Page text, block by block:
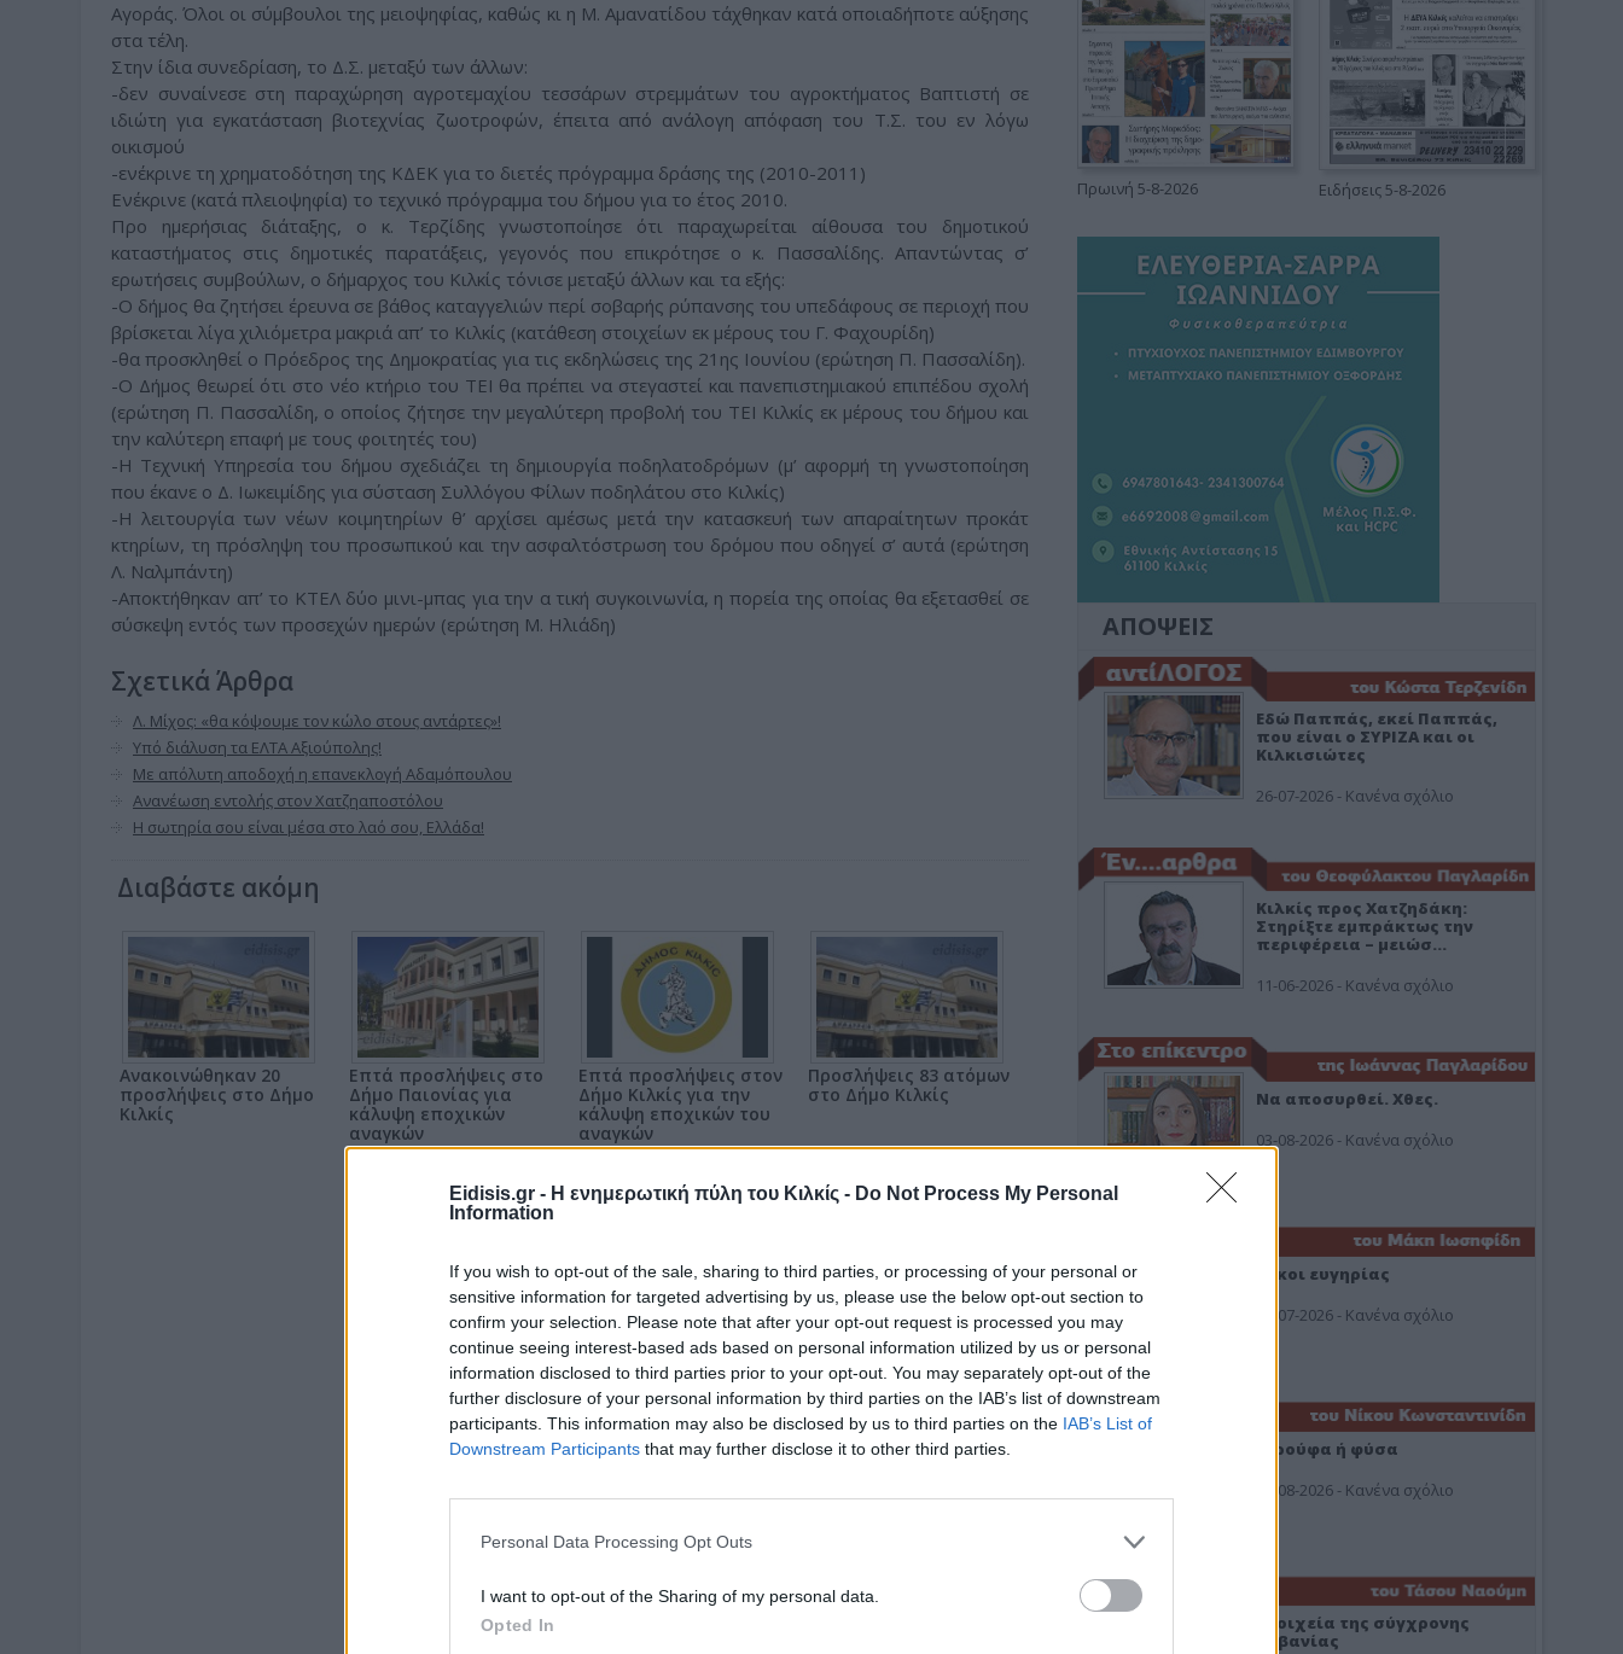
Eidisis.gr - Η ενημερωτική πύλη του Κιλκίς - Do Not Process My Personal
Information
If you wish to opt-out of the sale, sharing to third parties, or processing of your personal or
sensitive information for targeted advertising by us, please use the below opt-out section to
confirm your selection. Please note that after your opt-out request is processed you may
continue seeing interest-based ads based on personal information utilized by us or personal
information disclosed to third parties prior to your opt-out. You may separately opt-out of the
further disclosure of your personal information by third parties on the IAB’s list of downstream
participants. This information may also be disclosed by us to third parties on the IAB’s List of
Downstream Participants that may further disclose it to other third parties.
Personal Data Processing Opt Outs
I want to opt-out of the Sharing of my personal data.
Opted In
Αγοράς. Όλοι οι σύμβουλοι της μειοψηφίας, καθώς κι η Μ. Αμανατίδου τάχθηκαν κατά οποιαδήποτε αύξησης
στα τέλη.
Στην ίδια συνεδρίαση, το Δ.Σ. μεταξύ των άλλων:
-δεν συναίνεσε στη παραχώρηση αγροτεμαχίου τεσσάρων στρεμμάτων του αγροκτήματος Βαπτιστή σε
ιδιώτη για εγκατάσταση βιοτεχνίας ζωοτροφών, έπειτα από ανάλογη απόφαση του Τ.Σ. του εν λόγω
οικισμού
-ενέκρινε τη χρηματοδότηση της ΚΔΕΚ για το διετές πρόγραμμα δράσης της (2010-2011)
Ενέκρινε (κατά πλειοψηφία) το τεχνικό πρόγραμμα του δήμου για το έτος 2010.
Προ ημερήσιας διάταξης, ο κ. Τερζίδης γνωστοποίησε ότι παραχωρείται αίθουσα του δημοτικού
καταστήματος στις δημοτικές παρατάξεις, γεγονός που επικρότησε ο κ. Πασσαλίδης. Απαντώντας σ’
ερωτήσεις συμβούλων, ο δήμαρχος του Κιλκίς τόνισε μεταξύ άλλων και τα εξής:
-Ο δήμος θα ζητήσει έρευνα σε βάθος καταγγελιών περί σοβαρής ρύπανσης του υπεδάφους σε περιοχή που
βρίσκεται λίγα χιλιόμετρα μακριά απ’ το Κιλκίς (κατάθεση στοιχείων εκ μέρους του Γ. Φαχουρίδη)
-θα προσκληθεί ο Πρόεδρος της Δημοκρατίας για τις εκδηλώσεις της 21ης Ιουνίου (ερώτηση Π. Πασσαλίδη).
-Ο Δήμος θεωρεί ότι στο νέο κτήριο του ΤΕΙ θα πρέπει να στεγαστεί και πανεπιστημιακού επιπέδου σχολή
(ερώτηση Π. Πασσαλίδη, ο οποίος ζήτησε την μεγαλύτερη προβολή του ΤΕΙ Κιλκίς εκ μέρους του δήμου και
την καλύτερη επαφή με τους φοιτητές του)
-Η Τεχνική Υπηρεσία του δήμου σχεδιάζει τη δημιουργία ποδηλατοδρόμων (μ’ αφορμή τη γνωστοποίηση
που έκανε ο Δ. Ιωκειμίδης για σύσταση Συλλόγου Φίλων ποδηλάτου στο Κιλκίς)
-Η λειτουργία των νέων κοιμητηρίων θ’ αρχίσει αμέσως μετά την κατασκευή των απαραίτητων προκάτ
κτηρίων, τη πρόσληψη του προσωπικού και την ασφαλτόστρωση του δρόμου που οδηγεί σ’ αυτά (ερώτηση
Λ. Ναλμπάντη)
-Αποκτήθηκαν απ’ το ΚΤΕΛ δύο μινι-μπας για την α τική συγκοινωνία, η πορεία της οποίας θα εξετασθεί σε
σύσκεψη εντός των προσεχών ημερών (ερώτηση Μ. Ηλιάδη)
Σχετικά Άρθρα
Λ. Μίχος: «θα κόψουμε τον κώλο στους αντάρτες»!
Υπό διάλυση τα ΕΛΤΑ Αξιούπολης!
Με απόλυτη αποδοχή η επανεκλογή Αδαμόπουλου
Ανανέωση εντολής στον Χατζηαποστόλου
Η σωτηρία σου είναι μέσα στο λαό σου, Ελλάδα!
Διαβάστε ακόμη
Ανακοινώθηκαν 20
προσλήψεις στο Δήμο
Κιλκίς
Επτά προσλήψεις στο
Δήμο Παιονίας για
κάλυψη εποχικών
αναγκών
Επτά προσλήψεις στον
Δήμο Κιλκίς για την
κάλυψη εποχικών του
αναγκών
Προσλήψεις 83 ατόμων
στο Δήμο Κιλκίς
Πρωινή 5-8-2026 Ειδήσεις 5-8-2026
ΑΠΟΨΕΙΣ
Εδώ Παππάς, εκεί Παππάς,
που είναι ο ΣΥΡΙΖΑ και οι
Κιλκισιώτες
26-07-2026 - Κανένα σχόλιο
Κιλκίς προς Χατζηδάκη:
Στηρίξτε εμπράκτως την
περιφέρεια – μειώσ…
11-06-2026 - Κανένα σχόλιο
Να αποσυρθεί. Χθες.
03-08-2026 - Κανένα σχόλιο
Οίκοι ευγηρίας
24-07-2026 - Κανένα σχόλιο
Ή ρούφα ή φύσα
03-08-2026 - Κανένα σχόλιο
Στοιχεία της σύγχρονης
Αλβανίας